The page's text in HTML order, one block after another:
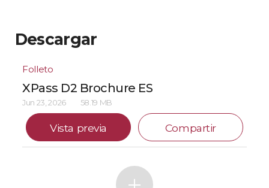
Descargar
Folleto
XPass D2 Brochure ES
Jun 23, 2026 58.19 MB
Vista previa Compartir